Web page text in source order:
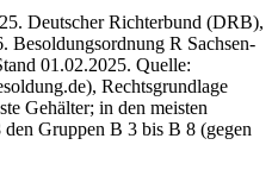
. Deutscher Richterbund (DRB),
. Besoldungsordnung R Sachsen-
01.02.2025. Quelle:
Rechtsgrundlage
Gehälter; in den meisten
Gruppen B 3 bis B 8 (gegen